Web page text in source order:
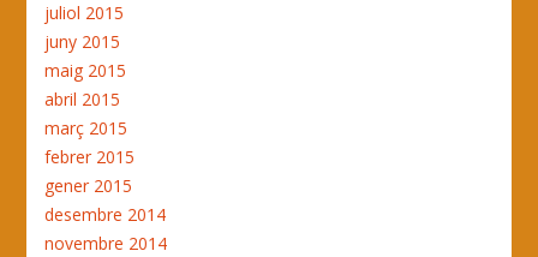
juliol 2015
juny 2015
maig 2015
abril 2015
març 2015
febrer 2015
gener 2015
desembre 2014
novembre 2014